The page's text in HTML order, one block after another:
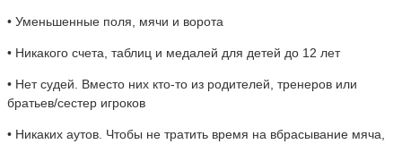
• Уменьшенные поля, мячи и ворота
• Никакого счета, таблиц и медалей для детей до 12 лет
• Нет судей. Вместо них кто-то из родителей, тренеров или
братьев/сестер игроков
• Никаких аутов. Чтобы не тратить время на вбрасывание мяча,